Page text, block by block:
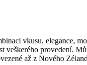
vkusu, elegance,
provedení.
až z Nového